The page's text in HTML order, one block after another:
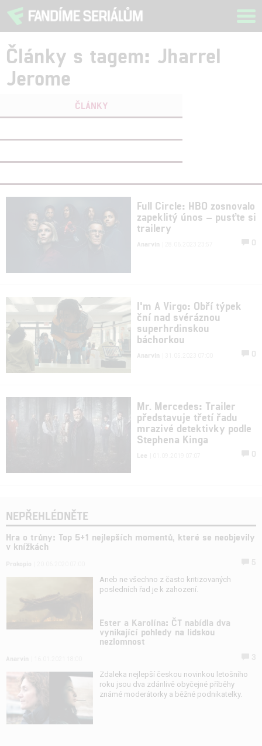
Články s tagem: Jharrel
Jerome
ČLÁNKY
Full Circle: HBO zosnovalo
zapeklitý únos – pusťte si
trailery
Anarvin 0
I'm A Virgo: Obří týpek
ční nad svéráznou
superhrdinskou
báchorkou
Anarvin 0
Mr. Mercedes: Trailer
představuje třetí řadu
mrazivé detektivky podle
Stephena Kinga
Lee 0
NEPŘEHLÉDNĚTE
Hra o trůny: Top 5+1 nejlepších momentů, které se neobjevily
v knížkách
Aneb ne všechno z často kritizovaných
posledních řad je k zahození.
Ester a Karolína: ČT nabídla dva
vynikající pohledy na lidskou
nezlomnost
Zdaleka nejlepší českou novinkou letošního
roku jsou dva zdánlivě obyčejné příběhy
známé moderátorky a běžné podnikatelky.